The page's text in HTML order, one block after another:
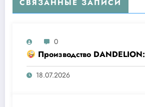
СВЯЗАННЫЕ ЗАПИСИ
0
Производство DANDELION:
18.07.2026